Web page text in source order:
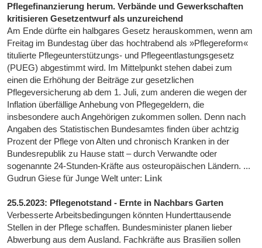
Pflegefinanzierung herum. Verbände und Gewerkschaften
kritisieren Gesetzentwurf als unzureichend
Am Ende dürfte ein halbgares Gesetz herauskommen, wenn am
Freitag im Bundestag über das hochtrabend als »Pflegereform«
titulierte Pflegeunterstützungs- und Pflegeentlastungsgesetz
(PUEG) abgestimmt wird. Im Mittelpunkt stehen dabei zum
einen die Erhöhung der Beiträge zur gesetzlichen
Pflegeversicherung ab dem 1. Juli, zum anderen die wegen der
Inflation überfällige Anhebung von Pflegegeldern, die
insbesondere auch Angehörigen zukommen sollen. Denn nach
Angaben des Statistischen Bundesamtes finden über achtzig
Prozent der Pflege von Alten und chronisch Kranken in der
Bundesrepublik zu Hause statt – durch Verwandte oder
sogenannte 24-Stunden-Kräfte aus osteuropäischen Ländern. ...
Gudrun Giese für Junge Welt unter: Link
25.5.2023: Pflegenotstand - Ernte in Nachbars Garten
Verbesserte Arbeitsbedingungen könnten Hunderttausende
Stellen in der Pflege schaffen. Bundesminister planen lieber
Abwerbung aus dem Ausland. Fachkräfte aus Brasilien sollen